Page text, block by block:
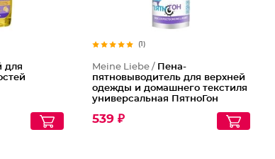
для
(1)
Meine Liebe / Пена-
пятновыводитель для верхней
одежды и домашнего текстиля
универсальная ПятноГон
539 ₽